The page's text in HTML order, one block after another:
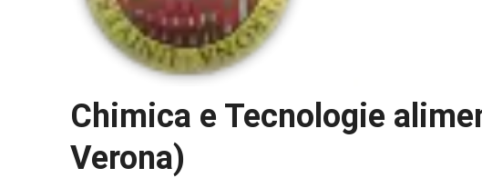
Chimica e Tecnologie
Verona)